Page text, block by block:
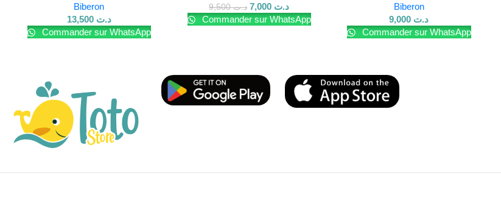
Biberon
د.ت 13,500
Commander sur WhatsApp
د.ت9,500 د.ت
Commander sur WhatsApp
Biberon
د.ت
Commander sur WhatsApp